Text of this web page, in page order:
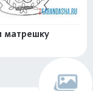
матрешку